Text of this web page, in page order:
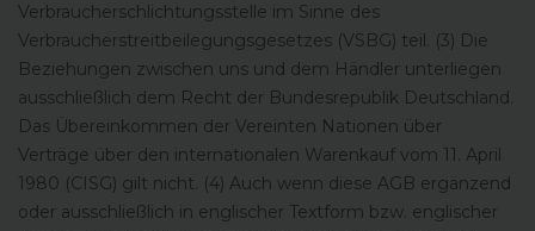
Verbraucherschlichtungsstelle im Sinne des
Verbraucherstreitbeilegungsgesetzes (VSBG) teil. (3) Die
Beziehungen zwischen uns und dem Händler unterliegen
ausschließlich dem Recht der Bundesrepublik Deutschland.
Das Übereinkommen der Vereinten Nationen über
Verträge über den internationalen Warenkauf vom 11. April
1980 (CISG) gilt nicht. (4) Auch wenn diese AGB ergänzend
oder ausschließlich in englischer Textform bzw. englischer
8.778 Bewertungen